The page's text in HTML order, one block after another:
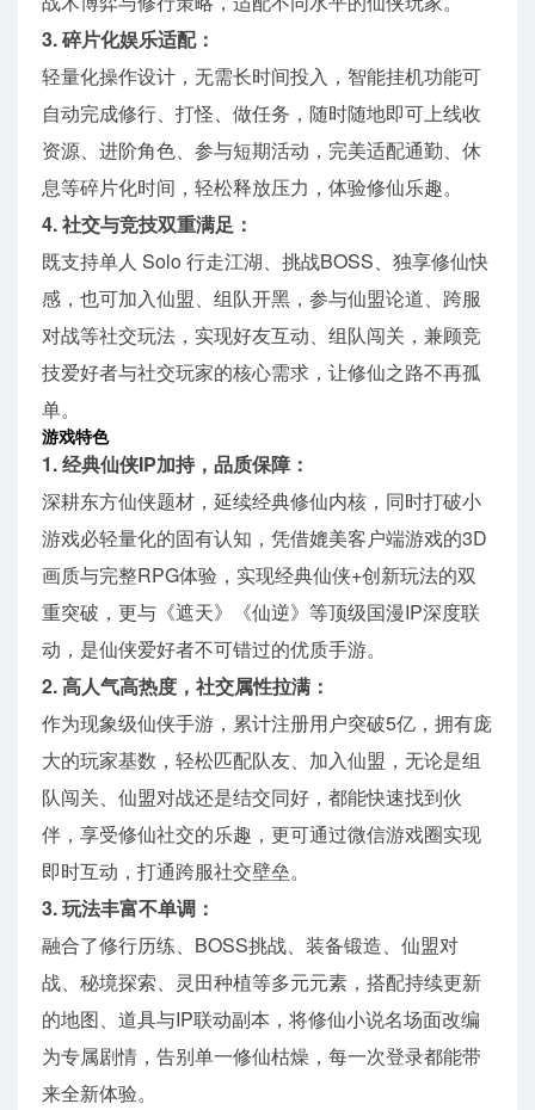
3. 碎片化娱乐适配：
轻量化操作设计，无需长时间投入，智能挂机功能可
自动完成修行、打怪、做任务，随时随地即可上线收
资源、进阶角色、参与短期活动，完美适配通勤、休
息等碎片化时间，轻松释放压力，体验修仙乐趣。
4. 社交与竞技双重满足：
既支持单人 Solo 行走江湖、挑战BOSS、独享修仙快
感，也可加入仙盟、组队开黑，参与仙盟论道、跨服
对战等社交玩法，实现好友互动、组队闯关，兼顾竞
技爱好者与社交玩家的核心需求，让修仙之路不再孤
单。
游戏特色
1. 经典仙侠IP加持，品质保障：
深耕东方仙侠题材，延续经典修仙内核，同时打破小
游戏必轻量化的固有认知，凭借媲美客户端游戏的3D
画质与完整RPG体验，实现经典仙侠+创新玩法的双
重突破，更与《遮天》《仙逆》等顶级国漫IP深度联
动，是仙侠爱好者不可错过的优质手游。
2. 高人气高热度，社交属性拉满：
作为现象级仙侠手游，累计注册用户突破5亿，拥有庞
大的玩家基数，轻松匹配队友、加入仙盟，无论是组
队闯关、仙盟对战还是结交同好，都能快速找到伙
伴，享受修仙社交的乐趣，更可通过微信游戏圈实现
即时互动，打通跨服社交壁垒。
3. 玩法丰富不单调：
融合了修行历练、BOSS挑战、装备锻造、仙盟对
战、秘境探索、灵田种植等多元元素，搭配持续更新
的地图、道具与IP联动副本，将修仙小说名场面改编
为专属剧情，告别单一修仙枯燥，每一次登录都能带
来全新体验。